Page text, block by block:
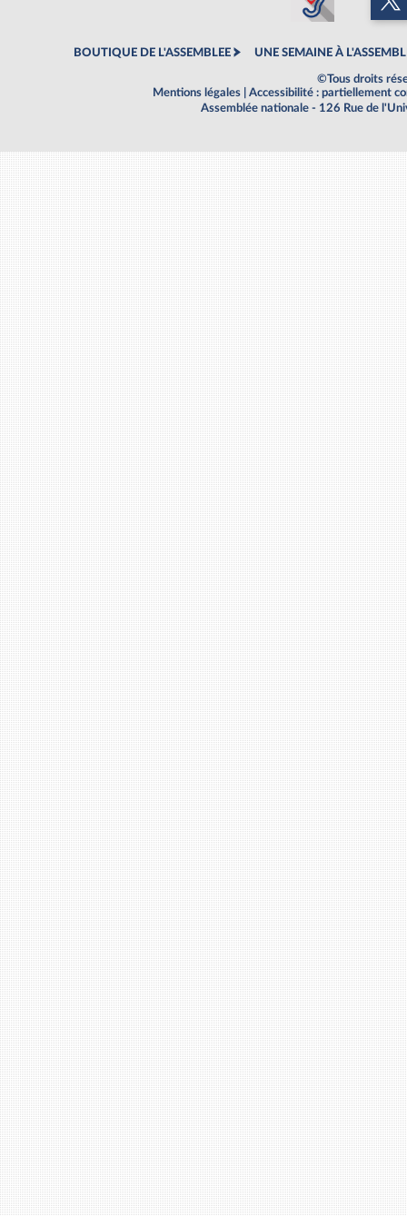
BOUTIQUE DE L'ASSEMBLEE UNE SEMAINE À
©Tous droits
Mentions légales
Accessibilité : partiellement
Assemblée nationale - 126 Rue de